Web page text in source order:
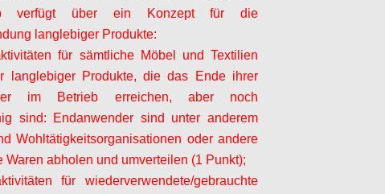
verfügt über ein Konzept für die
langlebiger Produkte:
für sämtliche Möbel und Textilien
langlebiger Produkte, die das Ende ihrer
im Betrieb erreichen, aber noch
sind: Endanwender sind unter anderem
Wohltätigkeitsorganisationen oder andere
Waren abholen und umverteilen (1 Punkt);
für wiederverwendete/gebrauchte